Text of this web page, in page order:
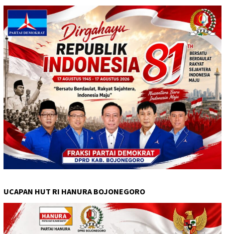
UCAPAN HUT RI HANURA BOJONEGORO